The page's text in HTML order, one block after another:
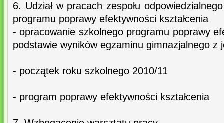
6. Udział w pracach zespołu
programu poprawy efektywności kształcenia
- opracowanie szkolnego programu poprawy
podstawie wyników egzaminu gimnazjalnego z
- początek roku szkolnego 2010/11
- program poprawy efektywności kształcenia